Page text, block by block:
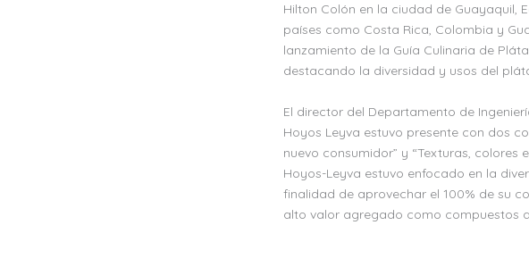
Hilton Colón en la ciudad de Guayaquil,
países como Costa Rica, Colombia y
lanzamiento de la Guía Culinaria de
destacando la diversidad y usos del
El director del Departamento de
Hoyos Leyva estuvo presente con dos
nuevo consumidor” y “Texturas, colores
Hoyos-Leyva estuvo enfocado en la
finalidad de aprovechar el 100% de su
alto valor agregado como compuestos